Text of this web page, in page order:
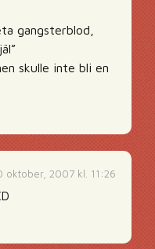
gangsterblod,
skulle inte bli en
oktober, 2007 kl. 11:26